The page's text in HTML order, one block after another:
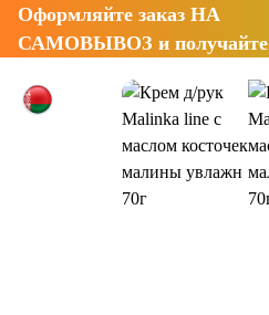
Оформляйте заказ НА
САМОВЫВОЗ и получайте